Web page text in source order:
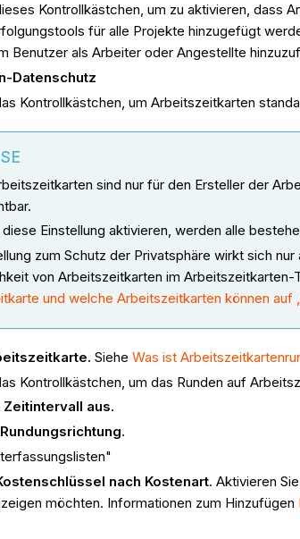
Kontrollkästchen, um zu aktivieren, dass
für alle Projekte hinzugefügt
Benutzer als Arbeiter oder Angestellte
Datenschutz
Kontrollkästchen, um Arbeitszeitkarten
sind nur für den Ersteller der
diese Einstellung aktivieren, werden alle
zum Schutz der Privatsphäre wirkt sich
von Arbeitszeitkarten im
und welche Arbeitszeitkarten können auf
SieheWas ist
Kontrollkästchen, um das Runden auf
Zeitintervall aus.
Rundungsrichtung.
nach Kostenart. Aktivieren
möchten. Informationen zum Hinzufügen